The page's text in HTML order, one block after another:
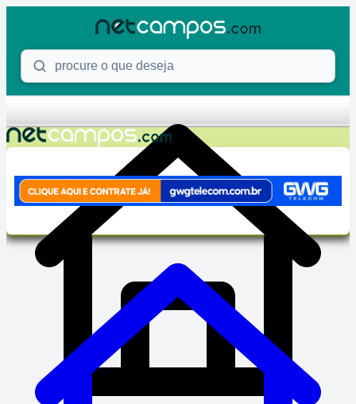
Procure o que deseja